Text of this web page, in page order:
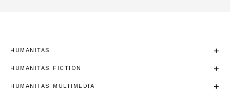
HUMANITAS
HUMANITAS FICTION
HUMANITAS MULTIMEDIA